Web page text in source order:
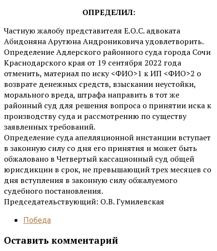
ОПРЕДЕЛИЛ:
Частную жалобу представителя Е.О.С. адвоката
Абидоняна Арутюна Андрониковича удовлетворить.
Определение Адлерского районного суда города Сочи
Краснодарского края от 19 сентября 2022 года
отменить, материал по иску <ФИО>1 к ИП <ФИО>2 о
возврате денежных средств, взыскании неустойки,
морального вреда, штрафа направить в тот же
районный суд для решения вопроса о принятии иска к
производству суда и рассмотрению по существу
заявленных требований.
Определение суда апелляционной инстанции вступает
в законную силу со дня его принятия и может быть
обжаловано в Четвертый кассационный суд общей
юрисдикции в срок, не превышающий трех месяцев со
дня вступления в законную силу обжалуемого
судебного постановления.
Председательствующий: О.В. Гумилевская
Победа
Оставить комментарий